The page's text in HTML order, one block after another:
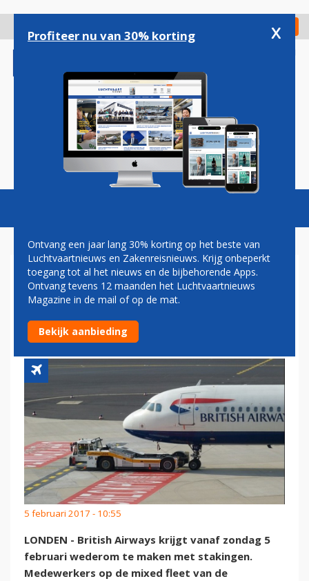
gaan
Check in
Magazine Podcasts Vacatures
OPNIEUW STAKING
CABINEPERSONEEL BRITISH
AIRWAYS
5 februari 2017 - 10:55
LONDEN - British Airways krijgt vanaf zondag 5
februari wederom te maken met stakingen.
Medewerkers op de mixed fleet van de
Profiteer nu van 30% korting x
Ontvang een jaar lang 30% korting op het beste van
Luchtvaartnieuws en Zakenreisnieuws. Krijg onbeperkt
toegang tot al het nieuws en de bijbehorende Apps.
Ontvang tevens 12 maanden het Luchtvaartnieuws
Magazine in de mail of op de mat.
Bekijk aanbieding